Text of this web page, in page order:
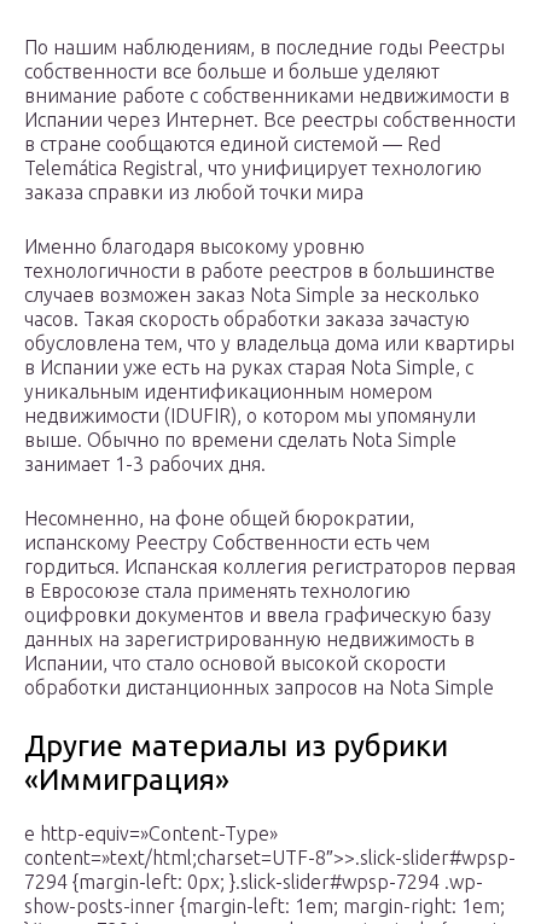
По нашим наблюдениям, в последние годы Реестры
собственности все больше и больше уделяют
внимание работе с собственниками недвижимости в
Испании через Интернет. Все реестры собственности
в стране сообщаются единой системой — Red
Telemática Registral, что унифицирует технологию
заказа справки из любой точки мира
Именно благодаря высокому уровню
технологичности в работе реестров в большинстве
случаев возможен заказ Nota Simple за несколько
часов. Такая скорость обработки заказа зачастую
обусловлена тем, что у владельца дома или квартиры
в Испании уже есть на руках старая Nota Simple, с
уникальным идентификационным номером
недвижимости (IDUFIR), о котором мы упомянули
выше. Обычно по времени сделать Nota Simple
занимает 1-3 рабочих дня.
Несомненно, на фоне общей бюрократии,
испанскому Реестру Собственности есть чем
гордиться. Испанская коллегия регистраторов первая
в Евросоюзе стала применять технологию
оцифровки документов и ввела графическую базу
данных на зарегистрированную недвижимость в
Испании, что стало основой высокой скорости
обработки дистанционных запросов на Nota Simple
Другие материалы из рубрики
«Иммиграция»
e http-equiv=»Content-Type»
content=»text/html;charset=UTF-8″>>.slick-slider#wpsp-
7294 {margin-left: 0px; }.slick-slider#wpsp-7294 .wp-
show-posts-inner {margin-left: 1em; margin-right: 1em;